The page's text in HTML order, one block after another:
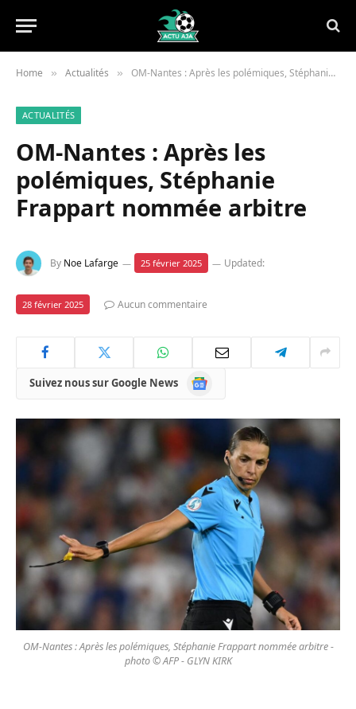
Home » Actualités » OM-Nantes : Après les polémiques, Stéphanie Frappart nommée arbitre
ACTUALITÉS
OM-Nantes : Après les
polémiques, Stéphanie
Frappart nommée arbitre
By Noe Lafarge 25 février 2025 Updated:
28 février 2025 Aucun commentaire
Suivez nous sur Google News
Google
News
OM-Nantes : Après les polémiques, Stéphanie Frappart nommée arbitre -
photo © AFP - GLYN KIRK